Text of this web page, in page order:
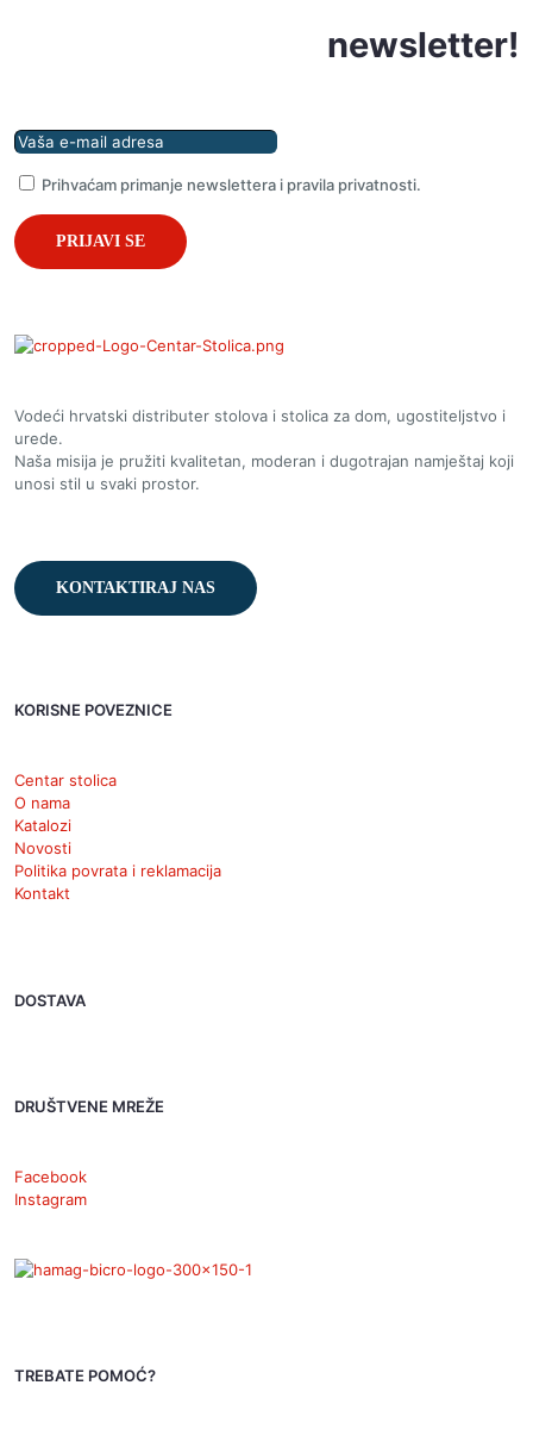
newsletter!
Prihvaćam primanje newslettera i pravila privatnosti.
Vodeći hrvatski distributer stolova i stolica za dom, ugostiteljstvo i
urede.
Naša misija je pružiti kvalitetan, moderan i dugotrajan namještaj koji
unosi stil u svaki prostor.
KONTAKTIRAJ NAS
KORISNE POVEZNICE
Centar stolica
O nama
Katalozi
Novosti
Politika povrata i reklamacija
Kontakt
DOSTAVA
DRUŠTVENE MREŽE
Facebook
Instagram
TREBATE POMOĆ?